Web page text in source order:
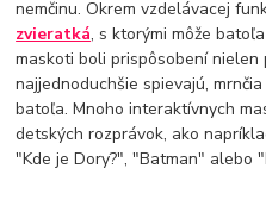
nemčinu. Okrem vzdelávacej
zvieratká, s ktorými môže
maskoti boli prispôsobení
najjednoduchšie spievajú,
batoľa. Mnoho interaktívnych
detských rozprávok, ako
"Kde je Dory?", "Batman" alebo